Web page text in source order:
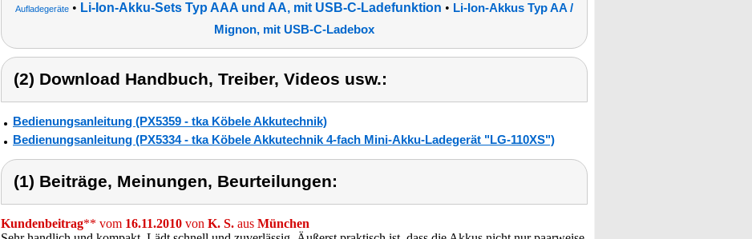
Aufladegeräte • Li-Ion-Akku-Sets Typ AAA und AA, mit USB-C-Ladefunktion • Li-Ion-Akkus Typ AA /
Mignon, mit USB-C-Ladebox
(2) Download Handbuch, Treiber, Videos usw.:
Bedienungsanleitung (PX5359 - tka Köbele Akkutechnik)
Bedienungsanleitung (PX5334 - tka Köbele Akkutechnik 4-fach Mini-Akku-Ladegerät "LG-110XS")
(1) Beiträge, Meinungen, Beurteilungen:
Kundenbeitrag** vom 16.11.2010 von K. S. aus München